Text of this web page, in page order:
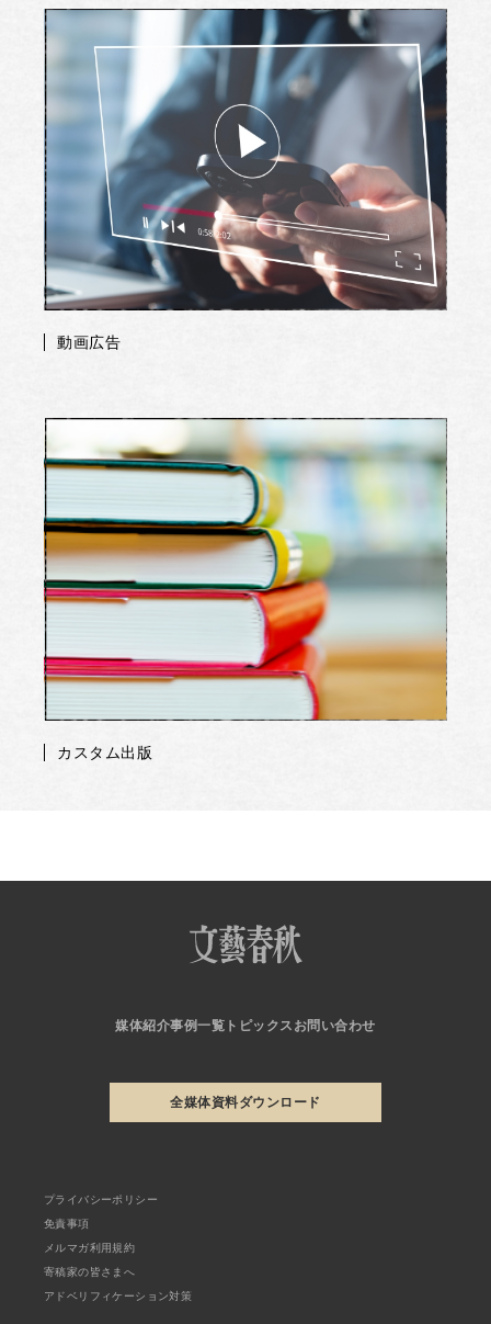
動画広告
カスタム出版
媒体紹介事例一覧 トピックス お問い合わせ
全媒体資料ダウンロード
プライバシーポリシー
免責事項
メルマガ利用規約
寄稿家の皆さまへ
アドベリフィケーション対策